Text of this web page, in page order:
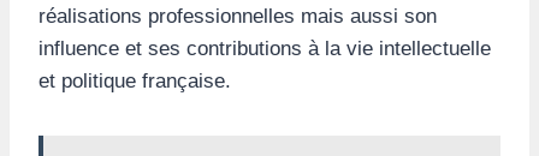
réalisations professionnelles mais aussi son
influence et ses contributions à la vie intellectuelle
et politique française.